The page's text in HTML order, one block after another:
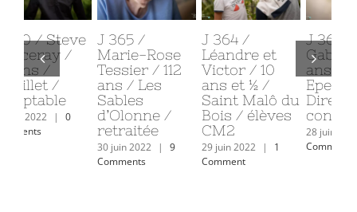
J 365 /
Marie-Rose
Tessier / 112
ans / Les
Sables
d’Olonne /
retraitée
9
J 364 /
Léandre et
Victor / 10
ans et ½ /
Saint Malô du
Bois / élèves
CM2
29 juin 2022
1
Comment
J 363 / Jean
Gaborit / 29
ans / Les
Epesses /
Directeur
conseil
28 juin 2022
1
Comment